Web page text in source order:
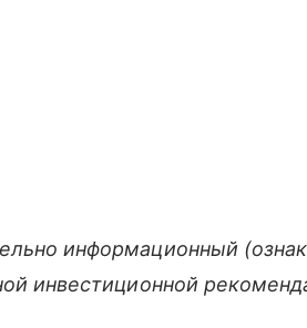
информационный
инвестиционной